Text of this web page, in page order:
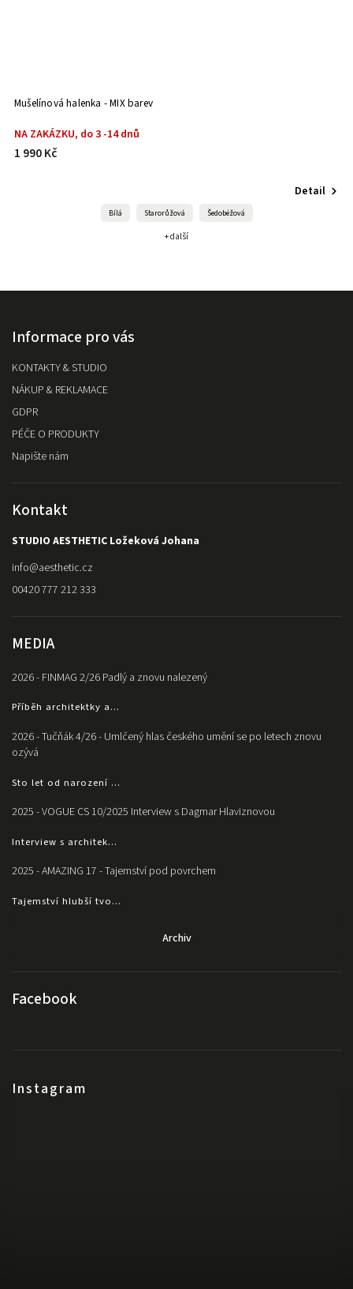
Mušelínová halenka - MIX barev
NA ZAKÁZKU, do 3 -14 dnů
1 990 Kč
Detail
Bílá Starorůžová Šedobéžová
+ další
Informace pro vás
KONTAKTY & STUDIO
NÁKUP & REKLAMACE
GDPR
PÉČE O PRODUKTY
Napište nám
Kontakt
STUDIO AESTHETIC Ložeková Johana
info@aesthetic.cz
00420 777 212 333
MEDIA
2026 - FINMAG 2/26 Padlý a znovu nalezený
Příběh architektky a...
2026 - Tučňák 4/26 - Umlčený hlas českého umění se po letech znovu
ozývá
Sto let od narození ...
2025 - VOGUE CS 10/2025 Interview s Dagmar Hlaviznovou
Interview s architek...
2025 - AMAZING 17 - Tajemství pod povrchem
Tajemství hlubší tvo...
Archiv
Facebook
Instagram